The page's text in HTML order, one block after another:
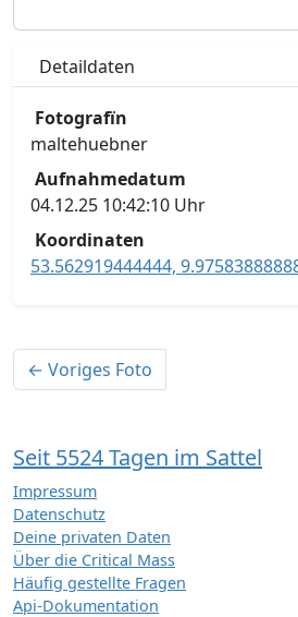
Detaildaten
Fotografïn
maltehuebner
Aufnahmedatum
04.12.25 10:42:10 Uhr
Koordinaten
53.562919444444,
← Voriges Foto
Seit 5524 Tagen im Sattel
Impressum
Datenschutz
Deine privaten Daten
Über die Critical Mass
Häufig gestellte Fragen
Api-Dokumentation